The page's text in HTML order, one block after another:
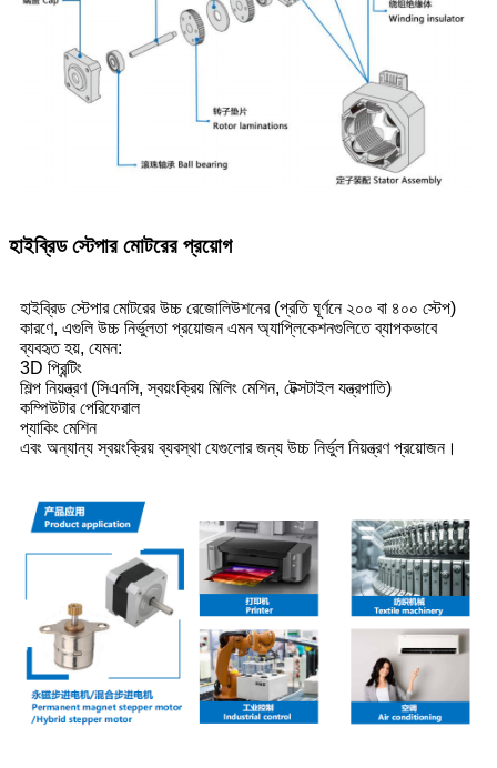
হাইব্রিড স্টেপার মোটরের প্রয়োগ
হাইব্রিড স্টেপার মোটরের উচ্চ রেজোলিউশনের (প্রতি ঘূর্ণনে ২০০ বা ৪০০ স্টেপ)
কারণে, এগুলি উচ্চ নির্ভুলতা প্রয়োজন এমন অ্যাপ্লিকেশনগুলিতে ব্যাপকভাবে
ব্যবহৃত হয়, যেমন:
3D প্রিন্টিং
শিল্প নিয়ন্ত্রণ (সিএনসি, স্বয়ংক্রিয় মিলিং মেশিন, টেক্সটাইল যন্ত্রপাতি)
কম্পিউটার পেরিফেরাল
প্যাকিং মেশিন
এবং অন্যান্য স্বয়ংক্রিয় ব্যবস্থা যেগুলোর জন্য উচ্চ নির্ভুল নিয়ন্ত্রণ প্রয়োজন।